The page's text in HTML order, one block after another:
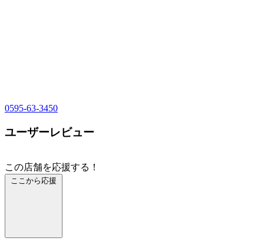
0595-63-3450
ユーザーレビュー
この店舗を応援する！
ここから応援